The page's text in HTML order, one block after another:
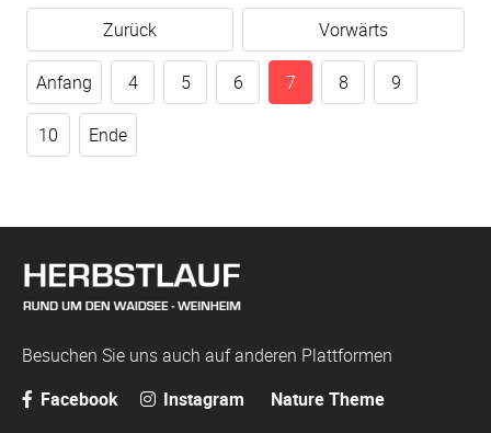
Zurück Vorwärts
Anfang 4 5 6 7 8 9
10 Ende
Besuchen Sie uns auch auf anderen Plattformen
Facebook
Instagram Nature Theme